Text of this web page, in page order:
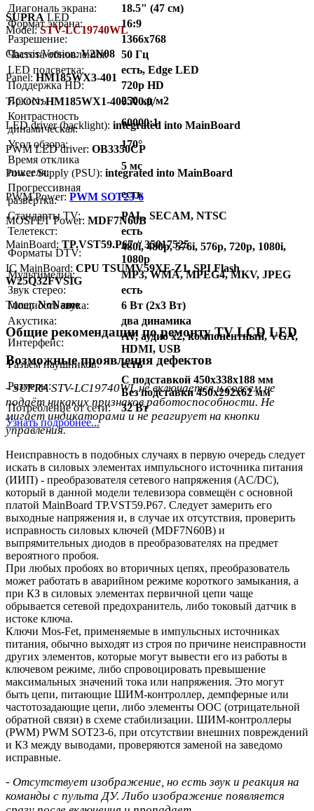
Диагональ экрана:
18.5" (47 см)
Формат экрана:
16:9
Разрешение:
1366x768
Частота обновления:
50 Гц
LED подсветка:
есть, Edge LED
Поддержка HD:
720p HD
Яркость:
250 кд/м2
Контрастность
динамическая:
60000:1
Угол обзора:
170°
Время отклика
пикселя:
5 мс
Прогрессивная
развёртка:
есть
Стандарты TV:
PAL, SECAM, NTSC
Телетекст:
есть
Форматы DTV:
480i, 480p, 576i, 576p, 720p, 1080i,
1080p
Мультимедиа:
MP3, WMA, MPEG4, MKV, JPEG
Звук стерео:
есть
Мощность звука:
6 Вт (2x3 Вт)
Акустика:
два динамика
Интерфейс:
AV, аудио x2, компонентный, VGA,
HDMI, USB
Разъём наушников:
есть
Размеры:
C подставкой 450x338x188 мм
Без подставки 450x292x62 мм
Потребление от сети:
32 Вт
Узнать подробнее...
SUPRA LED
Model:STV-LC19740WL
Chassis/Version:V2N08
Panel:HM185WX3-401
T-CON:HM185WX1-400.X0.0
LED driver (backlight): integrated into MainBoard
PWM LED driver: OB3350CP
Power Supply (PSU): integrated into MainBoard
PWM Power: PWM SOT23-6
MOSFET Power: MDF7N60B
MainBoard: TP.VST59.P67 // 35017525
IC MainBoard: CPU TSUMV59XE-Z1, SPI Flash
W25Q32FVSIG
Тuner:NoName
Общие рекомендации по ремонту TV LCD LED
Возможные проявления дефектов
- SUPRA STV-LC19740WL не включается и совсем не
подаёт никаких признаков работоспособности. Не
мигает индикаторами и не реагирует на кнопки
управления.
Неисправность в подобных случаях в первую очередь следует
искать в силовых элементах импульсного источника питания
(ИИП) - преобразователя сетевого напряжения (AC/DC),
который в данной модели телевизора совмещён с основной
платой MainBoard TP.VST59.P67. Следует замерить его
выходные напряжения и, в случае их отсутствия, проверить
исправность силовых ключей (MDF7N60B) и
выпрямительных диодов в преобразователях на предмет
вероятного пробоя.
При любых пробоях во вторичных цепях, преобразователь
может работать в аварийном режиме короткого замыкания, а
при КЗ в силовых элементах первичной цепи чаще
обрывается сетевой предохранитель, либо токовый датчик в
истоке ключа.
Ключи Mos-Fet, применяемые в импульсных источниках
питания, обычно выходят из строя по причине неисправности
других элементов, которые могут вывести его из работы в
ключевом режиме, либо спровоцировать превышение
максимальных значений тока или напряжения. Это могут
быть цепи, питающие ШИМ-контроллер, демпферные или
частотозадающие цепи, либо элементы ООС (отрицательной
обратной связи) в схеме стабилизации. ШИМ-контроллеры
(PWM) PWM SOT23-6, при отсутствии внешних повреждений
и КЗ между выводами, проверяются заменой на заведомо
исправные.
- Отсутствует изображение, но есть звук и реакция на
команды с пульта ДУ. Либо изображение появляется